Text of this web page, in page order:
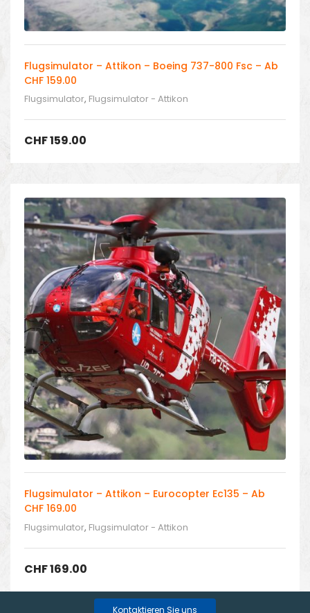
Flugsimulator – Attikon – Boeing 737-800 Fsc – Ab
CHF 159.00
Flugsimulator, Flugsimulator - Attikon
CHF159.00
Flugsimulator – Attikon – Eurocopter Ec135 – Ab
CHF 169.00
Flugsimulator, Flugsimulator - Attikon
CHF169.00
Kontaktieren Sie uns